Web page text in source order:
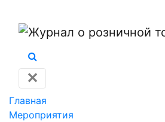
✕
Главная
Мероприятия